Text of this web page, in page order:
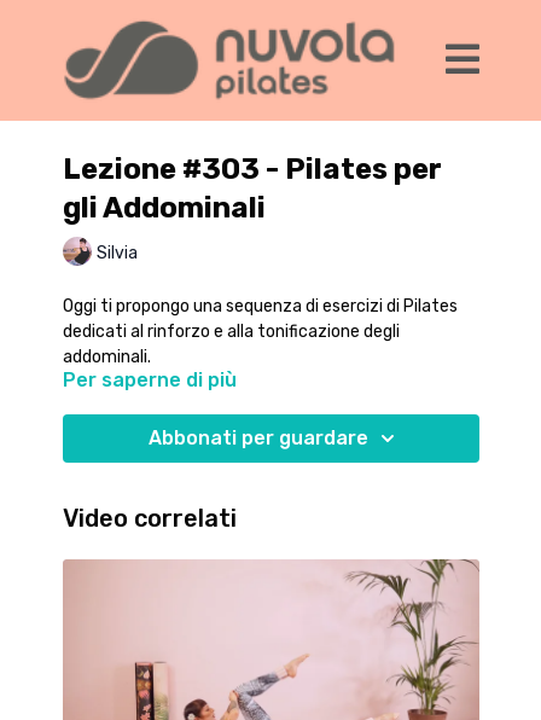
Lezione #303 - Pilates per
gli Addominali
Silvia
Oggi ti propongo una sequenza di esercizi di Pilates
dedicati al rinforzo e alla tonificazione degli
addominali.
per sfruttare il peso corporeo e la forza di gravità.
Questa sequenze contiene esercizi non indicati se hai
particolarmente sensibile a livello della cervicale. Puoi
scegliere di fare tutti gli esercizi con la testa in
appoggio per evitare sovraccarichi.
Sentiti sempre in libertà di rallentare o fermarti se ne
Buon lavoro.
Per saperne di più
Abbonati per guardare
Video correlati